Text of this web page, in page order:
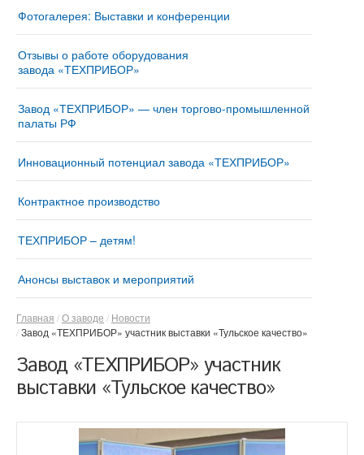
Фотогалерея: Выставки и конференции
Отзывы о работе оборудования
завода «ТЕХПРИБОР»
Завод «ТЕХПРИБОР» — член торгово-промышленной
палаты РФ
Инновационный потенциал завода «ТЕХПРИБОР»
Контрактное производство
ТЕХПРИБОР – детям!
Анонсы выставок и мероприятий
Главная О заводе
Новости
Завод «ТЕХПРИБОР» участник выставки «Тульское качество»
Завод «ТЕХПРИБОР» участник
выставки «Тульское качество»